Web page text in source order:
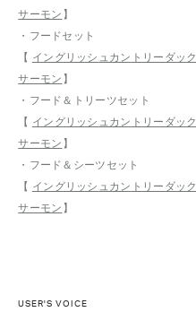
サーモン 】
・フードセット
【 イングリッシュカントリーダック
サーモン 】
・フード＆トリーツセット
【 イングリッシュカントリーダック
サーモン 】
・フード＆シーツセット
【 イングリッシュカントリーダック
サーモン 】
USER'S VOICE